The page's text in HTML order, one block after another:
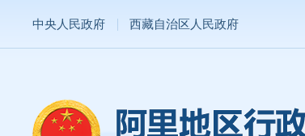
中央人民政府 西藏自治区人民政府